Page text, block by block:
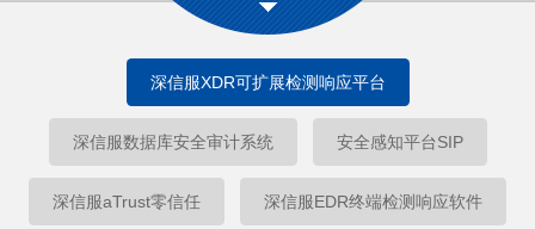
深信服XDR可扩展检测响应平台
深信服数据库安全审计系统 安全感知平台SIP
深信服aTrust零信任 深信服EDR终端检测响应软件